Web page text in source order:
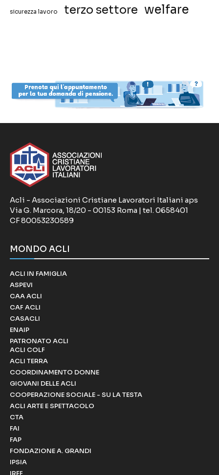
sicurezza lavoro terzo settore welfare
Acli - Associazioni Cristiane Lavoratori Italiani aps
Via G. Marcora, 18/20 - 00153 Roma | tel. 0658401
CF 80053230589
MONDO ACLI
ACLI IN FAMIGLIA
ASPEVI
CAA ACLI
CAF ACLI
CASACLI
ENAIP
PATRONATO ACLI
ACLI COLF
ACLI TERRA
COORDINAMENTO DONNE
GIOVANI DELLE ACLI
COOPERAZIONE SOCIALE - SU LA TESTA
ACLI ARTE E SPETTACOLO
CTA
FAI
FAP
FONDAZIONE A. GRANDI
IPSIA